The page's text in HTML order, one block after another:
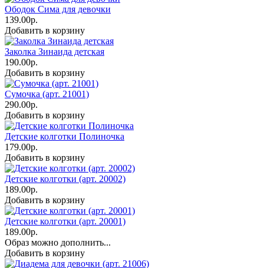
Ободок Сима для девочки
139.00р.
Добавить в корзину
Заколка Зинаида детская
190.00р.
Добавить в корзину
Сумочка (арт. 21001)
290.00р.
Добавить в корзину
Детские колготки Полиночка
179.00р.
Добавить в корзину
Детские колготки (арт. 20002)
189.00р.
Добавить в корзину
Детские колготки (арт. 20001)
189.00р.
Образ можно дополнить...
Добавить в корзину